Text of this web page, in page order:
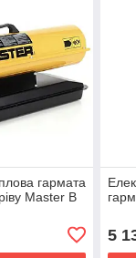
гармата
Master B
5